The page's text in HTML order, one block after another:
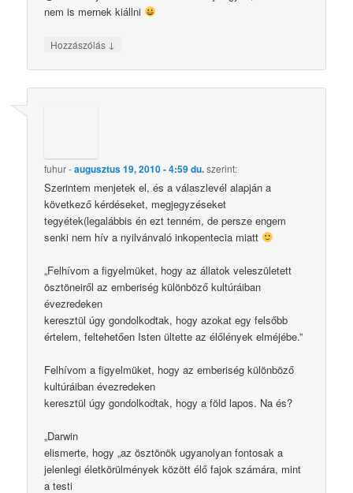
nem is mernek kiállni
Hozzászólás ↓
fuhur-augusztus 19, 2010 - 4:59 du.szerint:
Szerintem menjetek el, és a válaszlevél alapján a
következő kérdéseket, megjegyzéseket
tegyétek(legalábbis én ezt tenném, de persze engem
senki nem hív a nyilvánvaló inkopentecia miatt
„Felhívom a figyelmüket, hogy az állatok veleszületett
ösztöneiről az emberiség különböző kultúráiban
évezredeken
keresztül úgy gondolkodtak, hogy azokat egy felsőbb
értelem, feltehetően Isten ültette az élőlények elméjébe.”
Felhívom a figyelmüket, hogy az emberiség különböző
kultúráiban évezredeken
keresztül úgy gondolkodtak, hogy a föld lapos. Na és?
„Darwin
elismerte, hogy „az ösztönök ugyanolyan fontosak a
jelenlegi életkörülmények között élő fajok számára, mint
a testi